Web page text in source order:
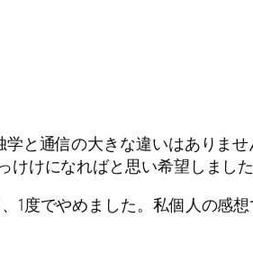
と通信の大きな違いはありま
けになればと思い希望しまし
度でやめました。私個人の感